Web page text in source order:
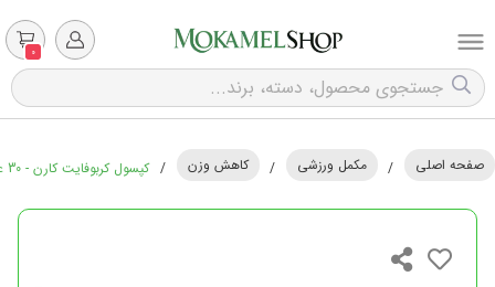
0
صفحه اصلی / مکمل ورزشی / کاهش وزن / کپسول کربوفایت کارن - 30 عددی